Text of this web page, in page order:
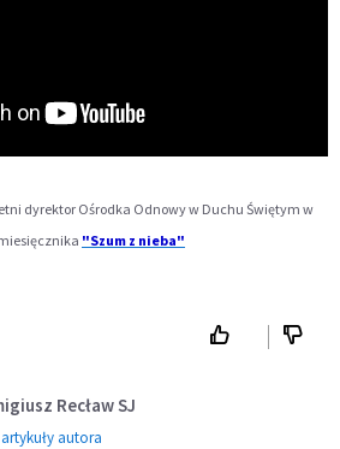
dyrektor Ośrodka Odnowy w Duchu Świętym w
"Szum z nieba"
Recław SJ
autora